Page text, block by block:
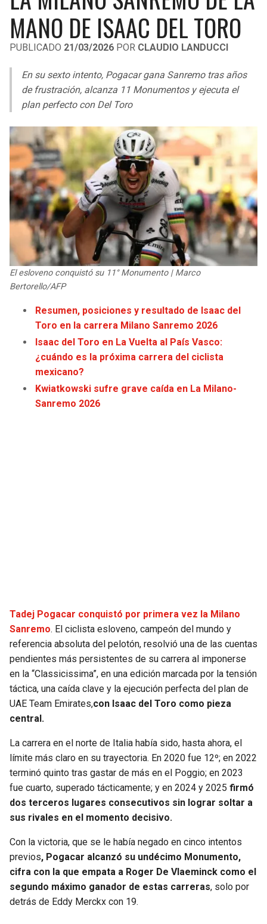
LIGA DE EXPANSIÓN MX
LEAGUES CUP
UEFA EUROPA LEAGUE
UEFA CONFERENCE LEAGUE
COPA LIBERTADORES
COPA SUDAMERICANA
LIGA BETPLAY
OTRAS LIGAS
RAIDERS
RAVENS
BROWNS
STEELERS
TEXANS
COLTS
JAGUARS
TITANS
COWBOYS
GIANTS
EAGLES
LIONS
PACKERS
PANTHERS
SAINTS
BUCCANEERS
CAVALIERS
PACERS
HAWKS
HORNETS
HEAT
MAGIC
WIZARDS
WARRIORS
CLIPPERS
LAKERS
SUNS
NUGGETS
TIMBERWOLVES
JAZZ
MANO DE ISAAC DEL TORO
PUBLICADO 21/03/2026 POR CLAUDIO LANDUCCI
En su sexto intento, Pogacar gana Sanremo tras años
de frustración, alcanza 11 Monumentos y ejecuta el
plan perfecto con Del Toro
El esloveno conquistó su 11° Monumento | Marco
Bertorello/AFP
Resumen, posiciones y resultado de Isaac del
Toro en la carrera Milano Sanremo 2026
Isaac del Toro en La Vuelta al País Vasco:
¿cuándo es la próxima carrera del ciclista
mexicano?
Kwiatkowski sufre grave caída en La Milano-
Sanremo 2026
Tadej Pogacar conquistó por primera vez la Milano
Sanremo. El ciclista esloveno, campeón del mundo y
referencia absoluta del pelotón, resolvió una de las cuentas
pendientes más persistentes de su carrera al imponerse
en la “Classicissima”, en una edición marcada por la tensión
táctica, una caída clave y la ejecución perfecta del plan de
UAE Team Emirates,con Isaac del Toro como pieza
central.
La carrera en el norte de Italia había sido, hasta ahora, el
límite más claro en su trayectoria. En 2020 fue 12º; en 2022
terminó quinto tras gastar de más en el Poggio; en 2023
fue cuarto, superado tácticamente; y en 2024 y 2025 firmó
dos terceros lugares consecutivos sin lograr soltar a
sus rivales en el momento decisivo.
Con la victoria, que se le había negado en cinco intentos
previos, Pogacar alcanzó su undécimo Monumento,
cifra con la que empata a Roger De Vlaeminck como el
segundo máximo ganador de estas carreras, solo por
detrás de Eddy Merckx con 19.